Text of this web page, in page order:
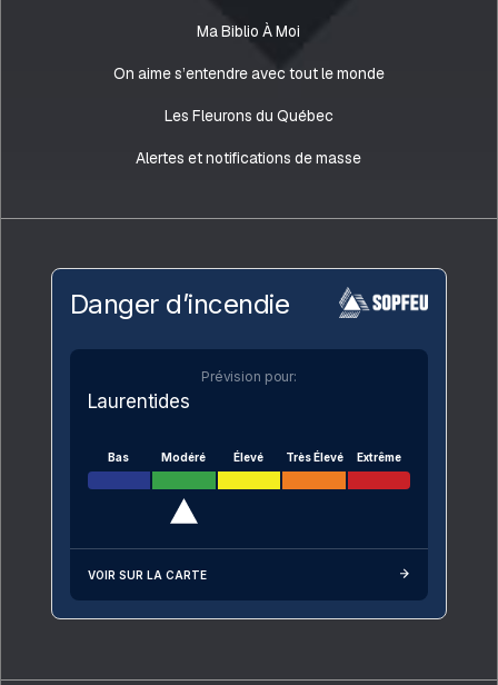
Ma Biblio À Moi
On aime s’entendre avec tout le monde
Les Fleurons du Québec
Alertes et notifications de masse
Danger d’incendie
Prévision pour:
Laurentides
Bas Modéré Élevé Très Élevé Extrême
VOIR SUR LA CARTE